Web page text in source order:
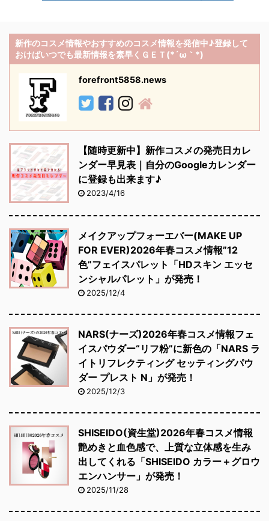
新作のコスメ情報やおすすめのコスメ情報を発信中♪登録して
おけばいつでも最新情報を素早くＧＥＴ(*´ω｀*)
forefront5858.news
【随時更新中】新作コスメの発売日カレ
ンダー早見表｜自分のGoogleカレンダー
に登録も出来ます♪
2023/4/16
メイクアップフォーエバー(MAKE UP
FOR EVER)2026年春コスメ情報”12
色”フェイスパレット「HDスキン エッセ
ンシャルパレット」が発売！
2025/12/4
NARS(ナーズ)2026年春コスメ情報フェ
イスパウダー“リフ粉”に新色の「NARS ラ
イトリフレクティング セッティングパウ
ダー プレスト N」が発売！
2025/12/3
SHISEIDO(資生堂)2026年春コスメ情報
艶めきと血色感で、上質な立体感を生み
出してくれる「SHISEIDO カラー＋グロウ
エンハンサー」が発売！
2025/11/28